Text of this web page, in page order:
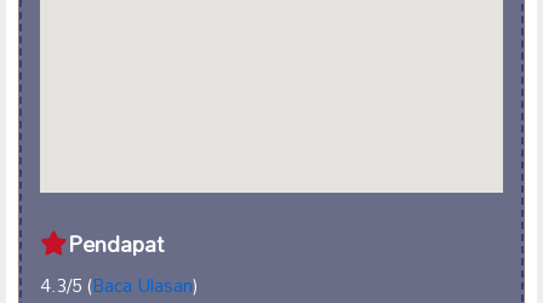
Pendapat
4.3/5 (Baca Ulasan)